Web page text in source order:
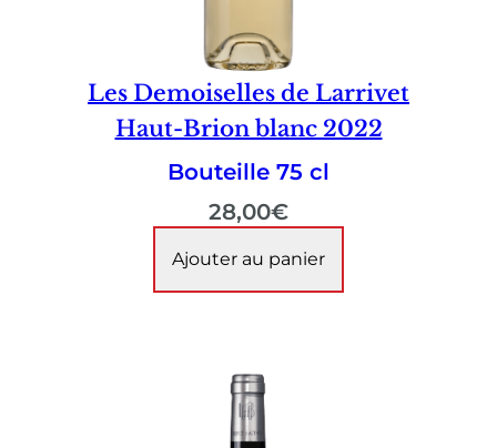
Les Demoiselles de Larrivet
Haut-Brion blanc 2022
Bouteille 75 cl
28,00€
Ajouter au panier